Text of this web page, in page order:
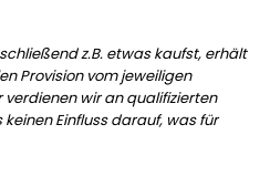
z.B. etwas kaufst, erhält
Provision vom jeweiligen
wir an qualifizierten
Einfluss darauf, was für